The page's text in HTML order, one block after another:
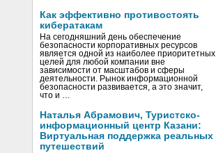
Как эффективно противостоять
кибератакам
На сегодняшний день обеспечение
безопасности корпоративных ресурсов
является одной из наиболее приоритетных
целей для любой компании вне
зависимости от масштабов и сферы
деятельности. Рынок информационной
безопасности развивается, а это значит,
что и …
Наталья Абрамович, Туристско-
информационный центр Казани:
Виртуальная поддержка реальных
путешествий